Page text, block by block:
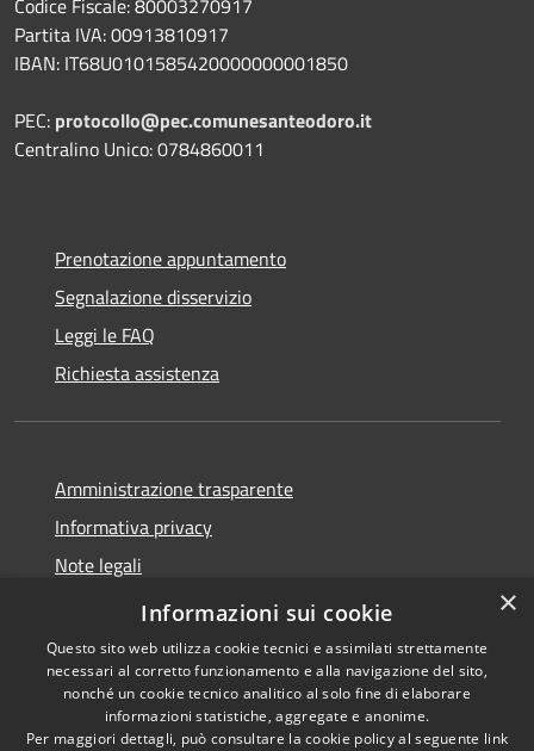
Partita IVA: 00913810917
IBAN: IT68U0101585420000000001850
PEC: protocollo@pec.comunesanteodoro.it
Centralino Unico: 0784860011
Prenotazione appuntamento
Segnalazione disservizio
Leggi le FAQ
Richiesta assistenza
Amministrazione trasparente
Informativa privacy
Note legali
Dichiarazione di accessibilità
Copyright © 2026 • Comune di
×
Informazioni sui cookie
Questo sito web utilizza cookie tecnici e assimilati strettamente
necessari al corretto funzionamento e alla navigazione del sito,
nonché un cookie tecnico analitico al solo fine di elaborare
informazioni statistiche, aggregate e anonime.
Per maggiori dettagli, può consultare la cookie policy al seguente link